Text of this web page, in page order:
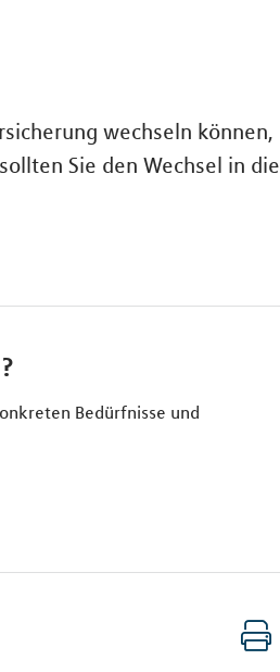
wechseln können,
Sie den Wechsel in die
Bedürfnisse und